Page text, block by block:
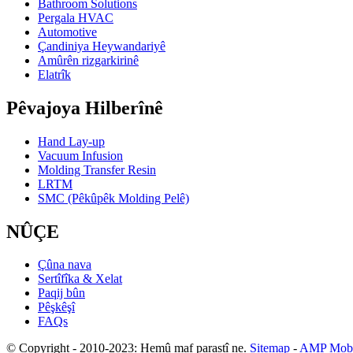
Bathroom Solutions
Pergala HVAC
Automotive
Çandiniya Heywandariyê
Amûrên rizgarkirinê
Elatrîk
Pêvajoya Hilberînê
Hand Lay-up
Vacuum Infusion
Molding Transfer Resin
LRTM
SMC (Pêkûpêk Molding Pelê)
NÛÇE
Çûna nava
Sertîfîka & Xelat
Paqij bûn
Pêşkêşî
FAQs
© Copyright - 2010-2023: Hemû maf parastî ne. Sitemap -AMP